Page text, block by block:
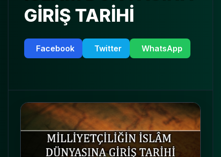
GİRİŞ TARİHİ
Facebook Twitter WhatsApp